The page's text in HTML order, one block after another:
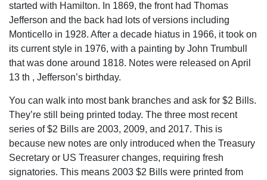
started with Hamilton. In 1869, the front had Thomas
Jefferson and the back had lots of versions including
Monticello in 1928. After a decade hiatus in 1966, it took on
its current style in 1976, with a painting by John Trumbull
that was done around 1818. Notes were released on April
13 th , Jefferson’s birthday.
You can walk into most bank branches and ask for $2 Bills.
They’re still being printed today. The three most recent
series of $2 Bills are 2003, 2009, and 2017. This is
because new notes are only introduced when the Treasury
Secretary or US Treasurer changes, requiring fresh
signatories. This means 2003 $2 Bills were printed from